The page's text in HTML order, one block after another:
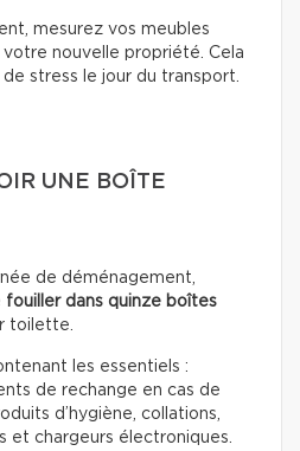
mesurez vos meubles
votre nouvelle propriété. Cela
stress le jour du transport.
UNE BOÎTE
de déménagement,
fouiller dans quinze boîtes
toilette.
les essentiels :
de rechange en cas de
d’hygiène, collations,
et chargeurs électroniques.